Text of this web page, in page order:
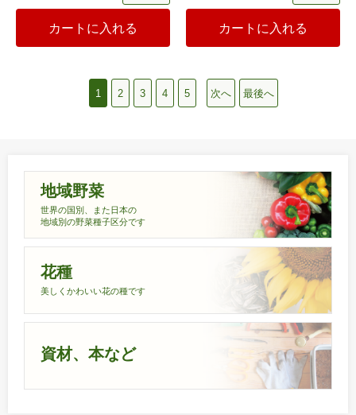
カートに入れる カートに入れる
1 2 3 4 5 次へ 最後へ
地域野菜
世界の国別、また日本の
地域別の野菜種子区分です
花種
美しくかわいい花の種です
資材、本など